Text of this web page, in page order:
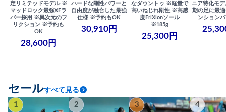
定リミテッドモデル ※
マッドロック最強XFラ
バー採用 ※異次元のフ
リクション ※予約も
OK
28,600円
ハードな剛性パワーと
自由度が融合した最強
仕様 ※予約もOK
30,910円
なダウントゥ ※軽量で
高いねじれ剛性 ※高感
度FriXionソール
※185g
25,300円
ニア特化モ
期の足に最
ンション
セールすべて見る
1 2 3 4